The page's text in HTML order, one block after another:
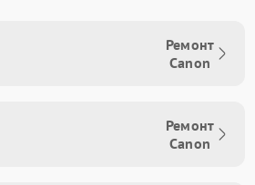
Ремонт
Canon
Ремонт
Canon